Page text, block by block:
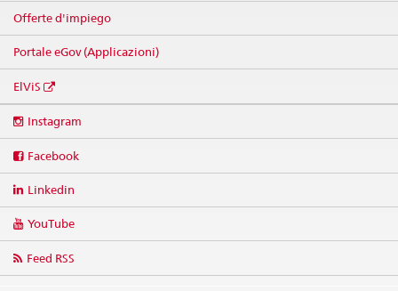
Offerte d'impiego
Portale eGov (Applicazioni)
ElViS
media
Instagram
Facebook
Linkedin
YouTube
Feed RSS